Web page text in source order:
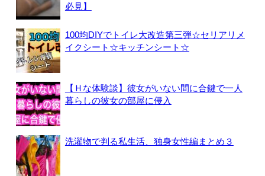
必見】
100均DIYでトイレ大改造第三弾☆セリアリメ
イクシート☆キッチンシート☆
【Ｈな体験談】彼女がいない間に合鍵で一人
暮らしの彼女の部屋に侵入
洗濯物で判る私生活、独身女性編まとめ３